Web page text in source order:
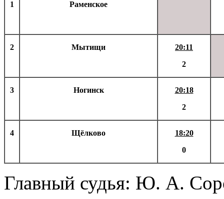
1 Раменское
2 Мытищи
20:11
2
3 Ногинск
20:18
2
4 Щёлково
18:20
0
Главный судья: Ю. А.